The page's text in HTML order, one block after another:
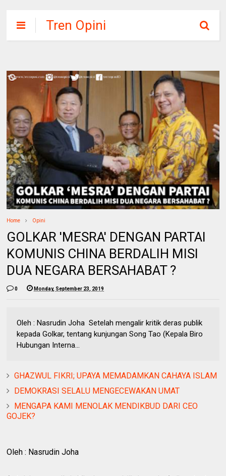
Tren Opini
Home Opini
GOLKAR 'MESRA' DENGAN PARTAI
KOMUNIS CHINA BERDALIH MISI
DUA NEGARA BERSAHABAT ?
0 Monday, September 23, 2019
Oleh : Nasrudin Joha Setelah mengalir kritik deras publik
kepada Golkar, tentang kunjungan Song Tao (Kepala Biro
Hubungan Interna...
GHAZWUL FIKRI; UPAYA MEMADAMKAN CAHAYA ISLAM
DEMOKRASI SELALU MENGECEWAKAN UMAT
MENGAPA KAMI MENOLAK MENDIKBUD DARI CEO
GOJEK?
Oleh : Nasrudin Joha